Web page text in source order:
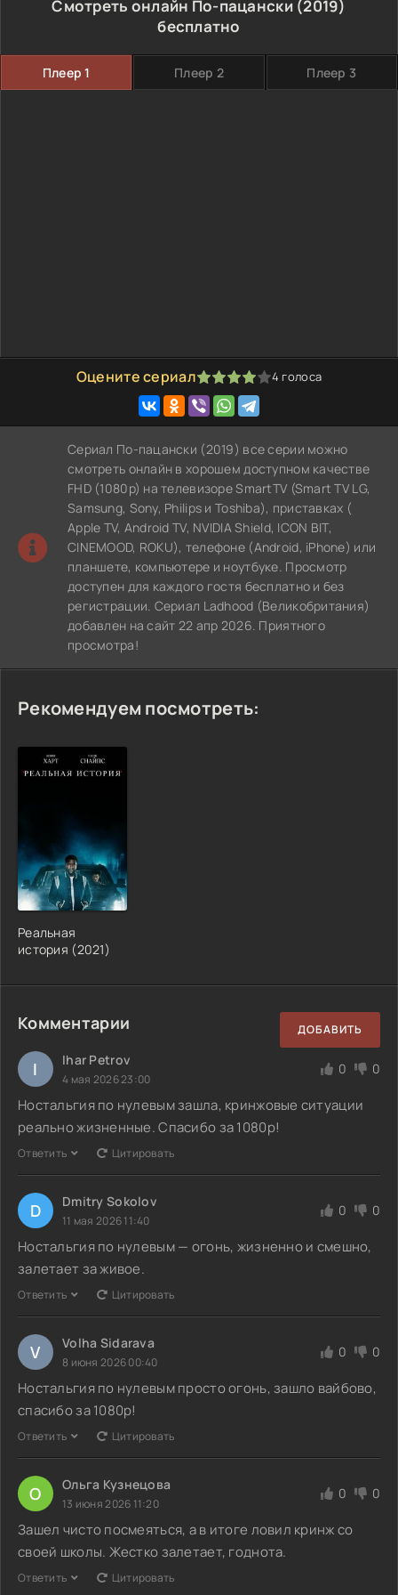
Смотреть онлайн По-пацански (2019)
бесплатно
Плеер 1 Плеер 2 Плеер 3
Оцените сериал
1 2 3 4 5 4 голоса
Сериал По-пацански (2019) все серии можно
смотреть онлайн в хорошем доступном качестве
FHD (1080p) на телевизоре SmartTV (Smart TV LG,
Samsung, Sony, Philips и Toshiba), приставках (
Apple TV, Android TV, NVIDIA Shield, ICON BIT,
CINEMOOD, ROKU), телефоне (Android, iPhone) или
планшете, компьютере и ноутбуке. Просмотр
доступен для каждого гостя бесплатно и без
регистрации. Сериал Ladhood (Великобритания)
добавлен на сайт 22 апр 2026. Приятного
просмотра!
Рекомендуем посмотреть:
Реальная
история (2021)
Комментарии ДОБАВИТЬ
I Ihar Petrov
4 мая 2026 23:00
0 0
Ностальгия по нулевым зашла, кринжовые ситуации
реально жизненные. Спасибо за 1080p!
Ответить Цитировать
D Dmitry Sokolov
11 мая 2026 11:40
0 0
Ностальгия по нулевым — огонь, жизненно и смешно,
залетает за живое.
Ответить Цитировать
V Volha Sidarava
8 июня 2026 00:40
0 0
Ностальгия по нулевым просто огонь, зашло вайбово,
спасибо за 1080p!
Ответить Цитировать
О Ольга Кузнецова
13 июня 2026 11:20
0 0
Зашел чисто посмеяться, а в итоге ловил кринж со
своей школы. Жестко залетает, годнота.
Ответить Цитировать